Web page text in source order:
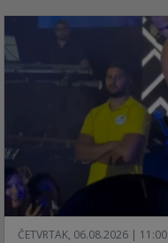
ČETVRTAK, 06.08.2026 | 11:00